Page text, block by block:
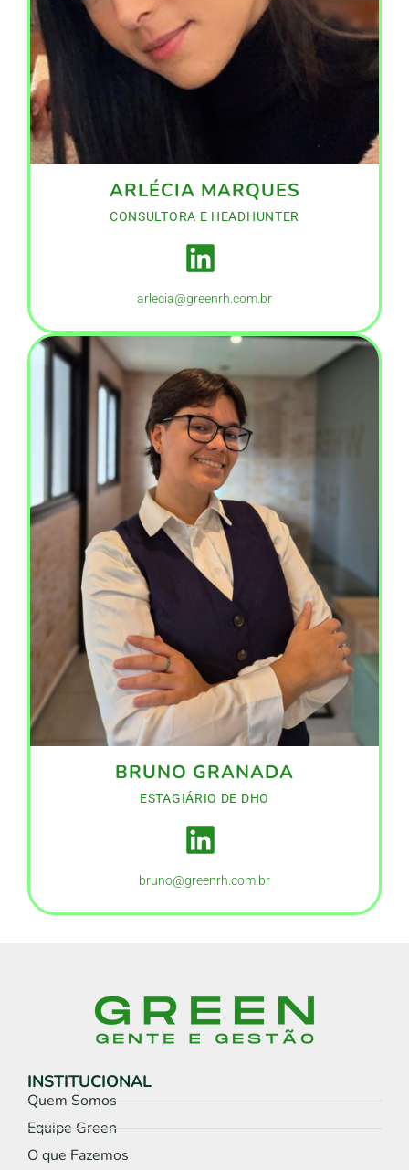
ARLÉCIA MARQUES
CONSULTORA E HEADHUNTER
arlecia@greenrh.com.br
BRUNO GRANADA
ESTAGIÁRIO DE DHO
bruno@greenrh.com.br
INSTITUCIONAL
Quem Somos
Equipe Green
O que Fazemos